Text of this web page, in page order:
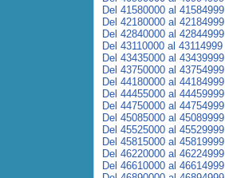
Del 41580000 al 41584999
Del 42180000 al 42184999
Del 42840000 al 42844999
Del 43110000 al 43114999
Del 43435000 al 43439999
Del 43750000 al 43754999
Del 44180000 al 44184999
Del 44455000 al 44459999
Del 44750000 al 44754999
Del 45085000 al 45089999
Del 45525000 al 45529999
Del 45815000 al 45819999
Del 46220000 al 46224999
Del 46610000 al 46614999